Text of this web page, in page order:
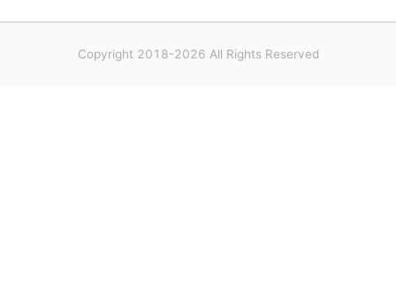
Copyright 2018-2026 All Rights Reserved